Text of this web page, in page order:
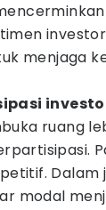
menjaga
ruang
Dalam
modal